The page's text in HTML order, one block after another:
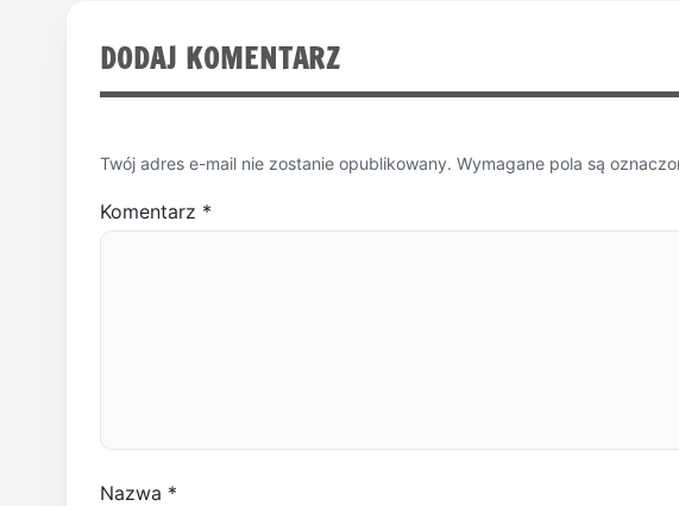
DODAJ KOMENTARZ
Twój adres e-mail nie zostanie opublikowany. Wymagane pola są
Komentarz *
Nazwa *